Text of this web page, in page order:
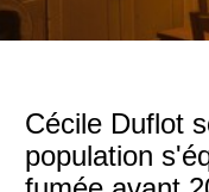
Cécile Duflot
population